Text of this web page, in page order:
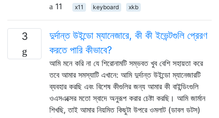
11
x11 keyboard xkb
3
দুর্দান্ত উইন্ডো ম্যানেজারে, কী কী ইভেন্টগুলি প্রেরণ
করতে পারি কীভাবে?
আমি মনে করি না যে শিরোনামটি সম্ভবত খুব বেশি সহায়তা করে
তবে আমার সমস্যাটি এখানে: আমি দুর্দান্ত উইন্ডো ম্যানেজারটি
ব্যবহার করছি এবং বিশেষ কীগুলির জন্য আমার কী বাইন্ডিংগুলি
ওএসএক্সের মতো স্বাদে অনুরূপ করার চেষ্টা করছি। আমি জার্মান
শিখছি, তাই আমার নিয়মিত কিছুটা উপরে ওমলাট (ডাবল ডটস)